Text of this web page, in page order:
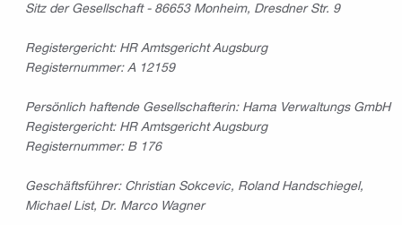
Sitz der Gesellschaft - 86653 Monheim, Dresdner Str. 9
Registergericht: HR Amtsgericht Augsburg
Registernummer: A 12159
Persönlich haftende Gesellschafterin: Hama Verwaltungs GmbH
Registergericht: HR Amtsgericht Augsburg
Registernummer: B 176
Geschäftsführer: Christian Sokcevic, Roland Handschiegel,
Michael List, Dr. Marco Wagner